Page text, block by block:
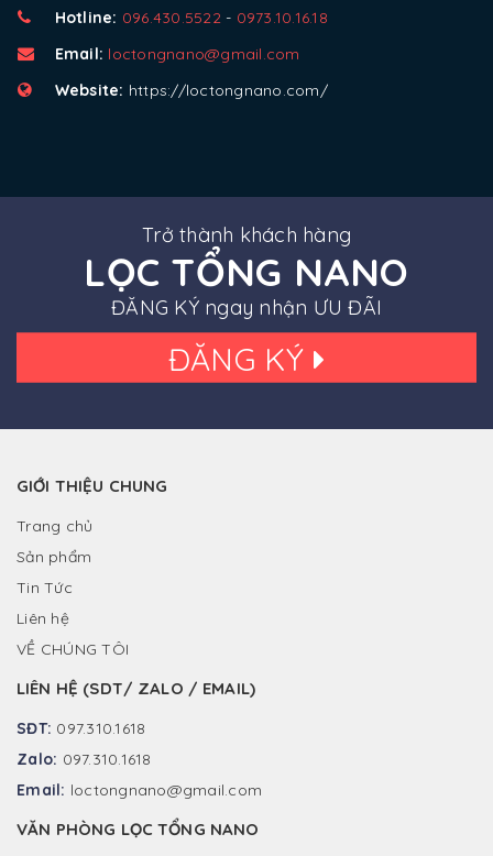
Hotline: 096.430.5522 - 0973.10.16.18
Email: loctongnano@gmail.com
Website: https://loctongnano.com/
Trở thành khách hàng
LỌC TỔNG NANO
ĐĂNG KÝ ngay nhận ƯU ĐÃI
ĐĂNG KÝ
GIỚI THIỆU CHUNG
Trang chủ
Sản phẩm
Tin Tức
Liên hệ
VỀ CHÚNG TÔI
LIÊN HỆ (SDT/ ZALO / EMAIL)
SĐT: 097.310.1618
Zalo: 097.310.1618
Email: loctongnano@gmail.com
VĂN PHÒNG LỌC TỔNG NANO